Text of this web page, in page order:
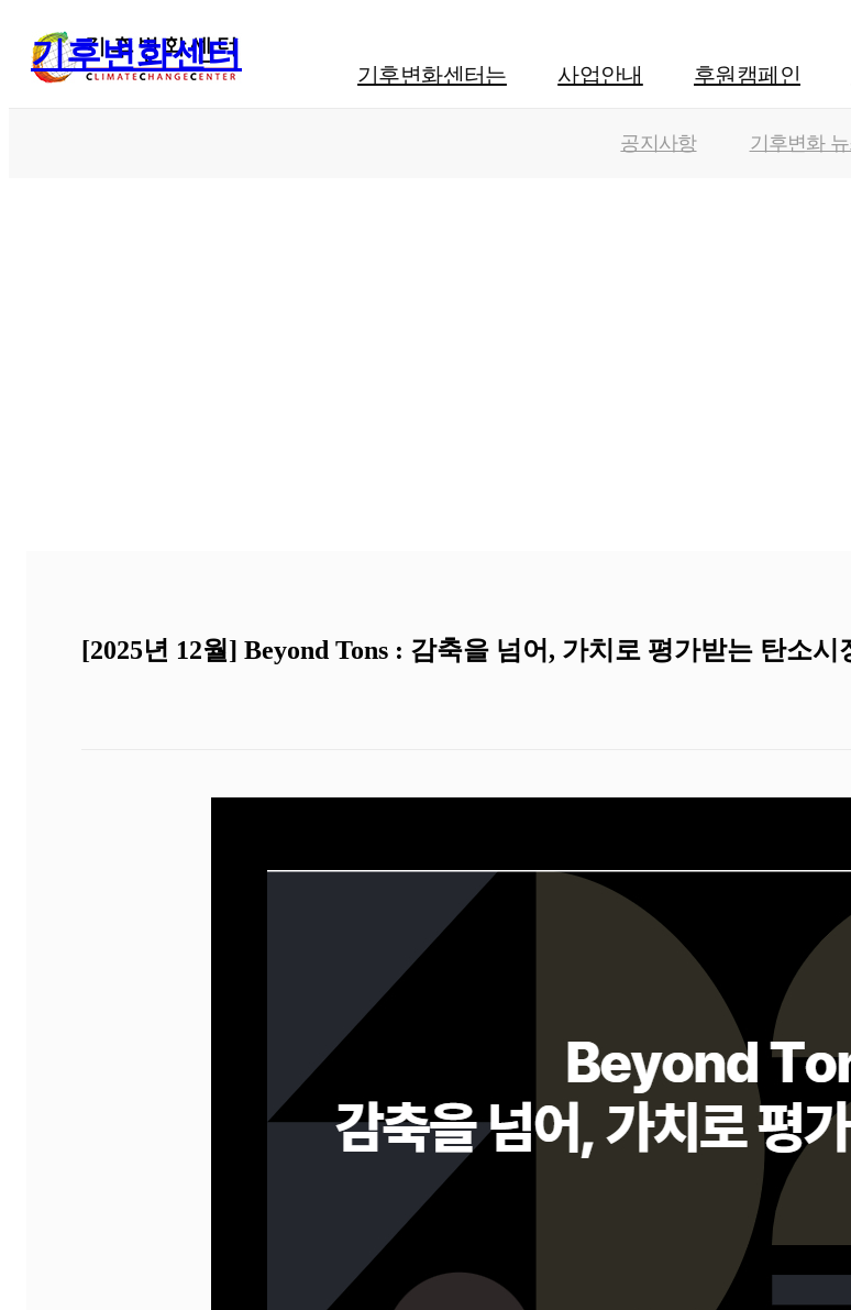
기후변화센터
기후변화센터는 사업안내 후원캠페인
공지사항 기후변화
[2025년 12월] Beyond Tons : 감축을 넘어, 가치로 평가받는 탄소시